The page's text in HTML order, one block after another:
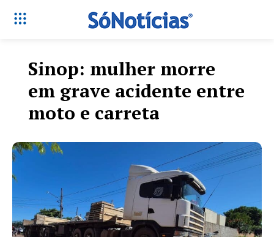
Sinop: mulher morre
em grave acidente entre
moto e carreta